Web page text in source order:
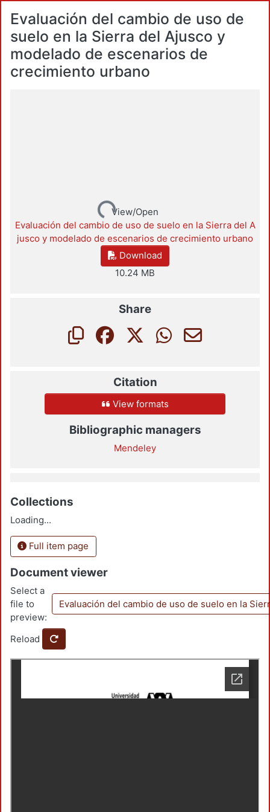
Evaluación del cambio de uso de
suelo en la Sierra del Ajusco y
modelado de escenarios de
crecimiento urbano
Loading...View/Open
Evaluación del cambio de uso de suelo en la Sierra del A
jusco y modelado de escenarios de crecimiento urbano
Download
10.24 MB
Share
Citation
View formats
Bibliographic managers
Mendeley
Collections
Loading...
Full item page
Document viewer
Select a
file to
preview:
Evaluación del cambio de uso de suelo en la
Reload